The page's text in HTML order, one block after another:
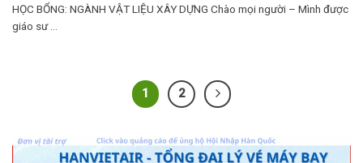
HỌC BỔNG: NGÀNH VẬT LIỆU XÂY DỰNG Chào mọi người – Mình được
giáo sư ...
1 2